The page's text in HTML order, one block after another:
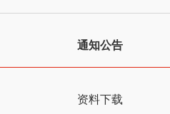
通知公告
资料下载